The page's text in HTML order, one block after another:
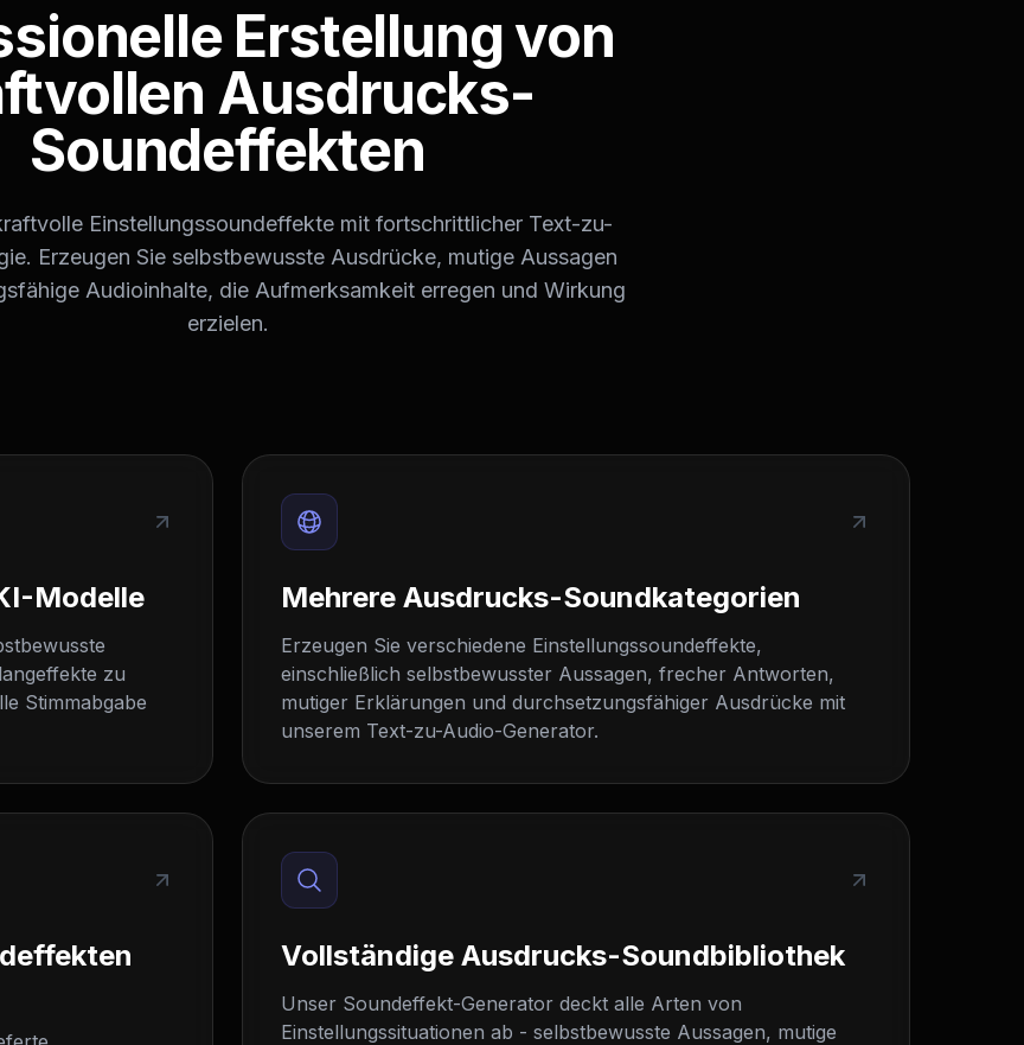
Erstellung von
Ausdrucks-
Soundeffekten
Einstellungssoundeffekte mit fortschrittlicher Text-zu-
Erzeugen Sie selbstbewusste Ausdrücke, mutige Aussagen
Audioinhalte, die Aufmerksamkeit erregen und Wirkung
erzielen.
Modelle
zu
Stimmabgabe
Mehrere Ausdrucks-Soundkategorien
Erzeugen Sie verschiedene Einstellungssoundeffekte,
einschließlich selbstbewusster Aussagen, frecher Antworten,
mutiger Erklärungen und durchsetzungsfähiger Ausdrücke mit
unserem Text-zu-Audio-Generator.
Vollständige Ausdrucks-Soundbibliothek
Unser Soundeffekt-Generator deckt alle Arten von
Einstellungssituationen ab - selbstbewusste Aussagen, mutige